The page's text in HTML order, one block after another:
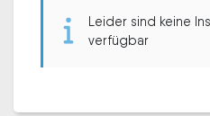
Leider sind keine
verfügbar